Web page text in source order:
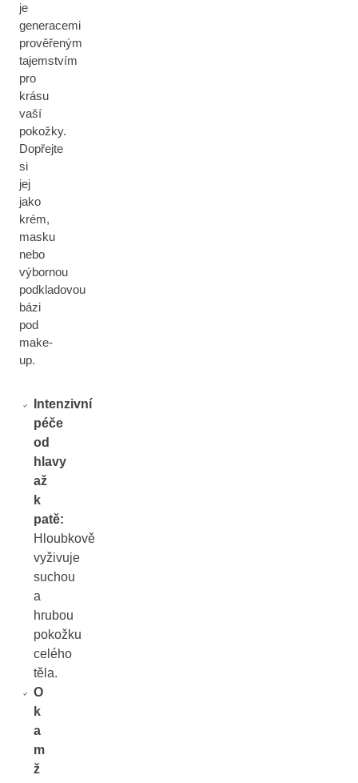
je
generacemi
prověřeným
tajemstvím
pro
krásu
vaší
pokožky.
Dopřejte
si
jej
jako
krém,
masku
nebo
výbornou
podkladovou
bázi
pod
make-
up.
Intenzivní
péče
od
hlavy
až
k
patě:
Hloubkově
vyživuje
suchou
a
hrubou
pokožku
celého
těla.
O
k
a
m
ž